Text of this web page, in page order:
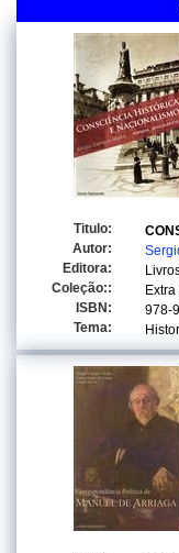
Titulo:
Autor:
Editora:
Coleção::
ISBN:
978-
Tema: